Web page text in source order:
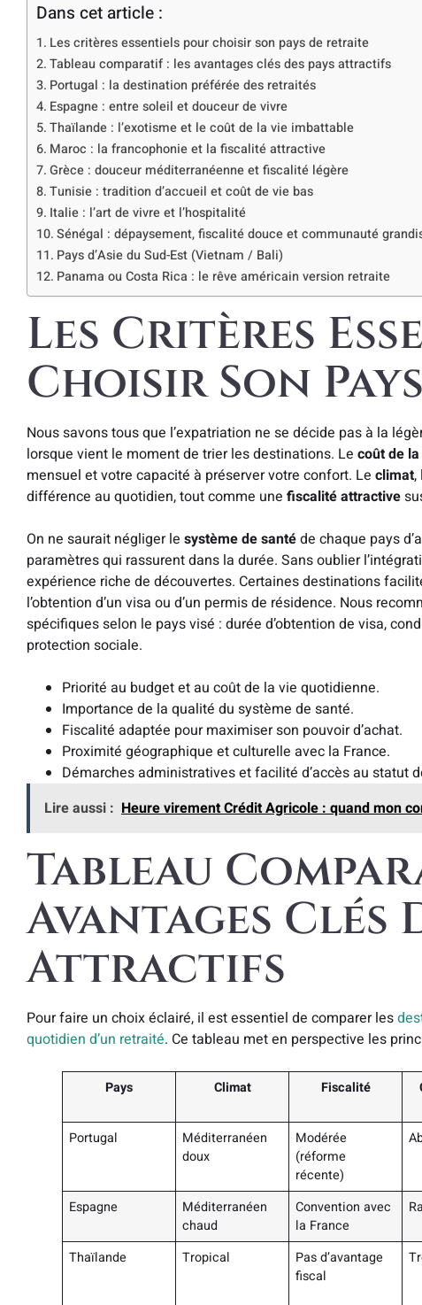
Dans cet article :
Les critères essentiels pour choisir son pays de retraite
Tableau comparatif : les avantages clés des pays attractifs
Portugal : la destination préférée des retraités
Espagne : entre soleil et douceur de vivre
Thaïlande : l’exotisme et le coût de la vie imbattable
Maroc : la francophonie et la fiscalité attractive
Grèce : douceur méditerranéenne et fiscalité légère
Tunisie : tradition d’accueil et coût de vie bas
Italie : l’art de vivre et l’hospitalité
Sénégal : dépaysement, fiscalité douce et communauté
Pays d’Asie du Sud-Est (Vietnam / Bali)
Panama ou Costa Rica : le rêve américain version retraite
Les Critères
Choisir Son
Nous savons tous que l’expatriation ne se décide pas à la
lorsque vient le moment de trier les destinations. Le coût de
mensuel et votre capacité à préserver votre confort. Le climat,
différence au quotidien, tout comme une fiscalité attractive
On ne saurait négliger le système de santéde chaque pays
paramètres qui rassurent dans la durée. Sans oublier
expérience riche de découvertes. Certaines destinations
l’obtention d’un visa ou d’un permis de résidence. Nous
spécifiques selon le pays visé : durée d’obtention de visa,
protection sociale.
Priorité au budget et au coût de la vie quotidienne.
Importance de la qualité du système de santé.
Fiscalité adaptée pour maximiser son pouvoir d’achat.
Proximité géographique et culturelle avec la France.
Démarches administratives et facilité d’accès au statut
Lire aussi : Heure virement Crédit Agricole : quand mon
Tableau
Avantages Clés
Attractifs
Pour faire un choix éclairé, il est essentiel de comparer les
quotidien d’un retraité. Ce tableau met en perspective les
Pays Climat Fiscalité
Portugal
Méditerranéen
doux
Modérée
(réforme
récente)
Espagne
Méditerranéen
chaud
Convention avec
la France
Thaïlande Tropical
Pas d’avantage
fiscal